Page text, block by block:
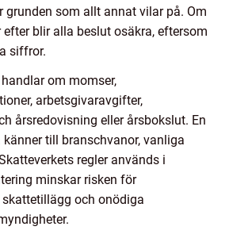
grunden som allt annat vilar på. Om
blir alla beslut osäkra, eftersom
siffror.
om momser,
arbetsgivaravgifter,
årsredovisning eller årsbokslut. En
till branschvanor, vanliga
regler används i
minskar risken för
och onödiga